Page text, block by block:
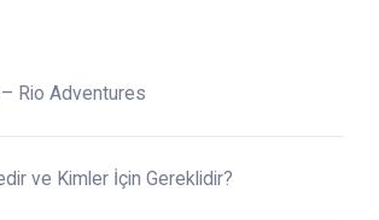
Rio Adventures
ve Kimler İçin Gereklidir?